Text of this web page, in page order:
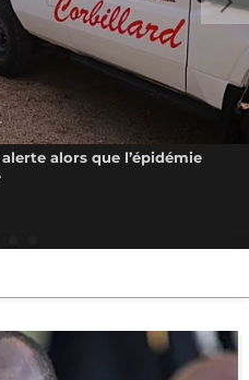
alors que l’épidémie